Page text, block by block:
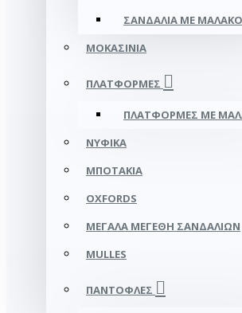
ΣΑΝΔΆΛΙΑ ΜΕ
ΜΟΚΑΣΊΝΙΑ
ΠΛΑΤΦΌΡΜΕΣ
ΠΛΑΤΦΟΡΜΕΣ ΜΕ
ΝΥΦΙΚΆ
ΜΠΟΤΆΚΙΑ
OXFORDS
ΜΕΓΆΛΑ ΜΕΓΈΘΗ ΣΑΝΔΑΛΙΏΝ
MULLES
ΠΑΝΤΌΦΛΕΣ